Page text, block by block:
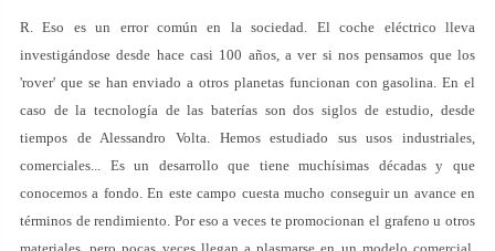
R. Eso es un error común en la sociedad. El coche eléctrico lleva
investigándose desde hace casi 100 años, a ver si nos pensamos que los
'rover' que se han enviado a otros planetas funcionan con gasolina. En el
caso de la tecnología de las baterías son dos siglos de estudio, desde
tiempos de Alessandro Volta. Hemos estudiado sus usos industriales,
comerciales... Es un desarrollo que tiene muchísimas décadas y que
conocemos a fondo. En este campo cuesta mucho conseguir un avance en
términos de rendimiento. Por eso a veces te promocionan el grafeno u otros